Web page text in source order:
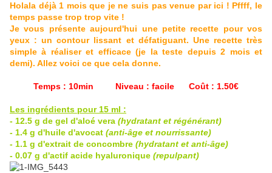
Holala déjà 1 mois que je ne suis pas venue par ici ! Pffff, le
temps passe trop trop vite !
Je vous présente aujourd'hui une petite recette pour vos
yeux : un contour lissant et défatiguant. Une recette très
simple à réaliser et efficace (je la teste depuis 2 mois et
demi). Allez voici ce que cela donne.
Temps : 10min Niveau : facile Coût : 1.50€
Les ingrédients pour 15 ml :
- 12.5 g de gel d'aloé vera (hydratant et régénérant)
- 1.4 g d'huile d'avocat (anti-âge et nourrissante)
- 1.1 g d'extrait de concombre (hydratant et anti-âge)
- 0.07 g d'actif acide hyaluronique (repulpant)